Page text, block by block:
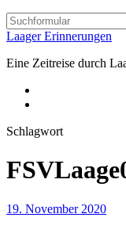
Laager Erinnerungen
Eine Zeitreise durch
Schlagwort
19. November 2020